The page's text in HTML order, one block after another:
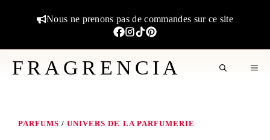
Nous ne prenons pas de commandes sur ce site
FRAGRENCIA
PARFUMS /UNIVERS DE LA PARFUMERIE